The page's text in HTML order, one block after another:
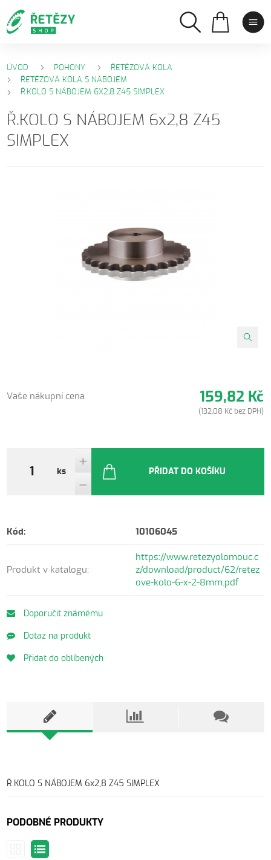
ÚVOD POHONY
ŘETĚZOVÁ KOLA
ŘETĚZOVÁ KOLA S NÁBOJEM
Ř.KOLO S NÁBOJEM 6X2,8 Z45 SIMPLEX
Ř.KOLO S NÁBOJEM 6x2,8 Z45
SIMPLEX
Vaše nákupní cena 159,82 Kč
(132,08 Kč bez DPH)
ks PŘIDAT DO KOŠÍKU
Kód: 10106045
Produkt v katalogu:
https://www.retezyolomouc.c
z/download/product/62/retez
ove-kolo-6-x-2-8mm.pdf
Doporučit známému
Dotaz na produkt
Přidat do oblíbených
Ř.KOLO S NÁBOJEM 6x2,8 Z45 SIMPLEX
PODOBNÉ PRODUKTY